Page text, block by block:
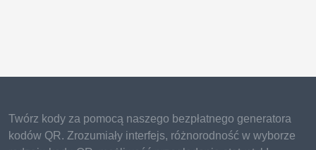
Twórz kody za pomocą naszego bezpłatnego generatora
kodów QR. Zrozumiały interfejs, różnorodność w wyborze